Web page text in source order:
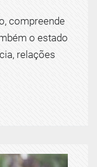
compreende
o estado
relações